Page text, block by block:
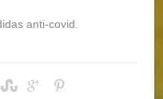
anti-covid.